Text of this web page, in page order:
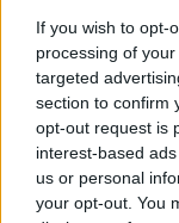
If you wish to opt-
processing of
targeted
section to confirm
opt-out request is
interest-based
us or personal
your opt-out. You
ervaringen kunnen
voor medisch
apotheker.